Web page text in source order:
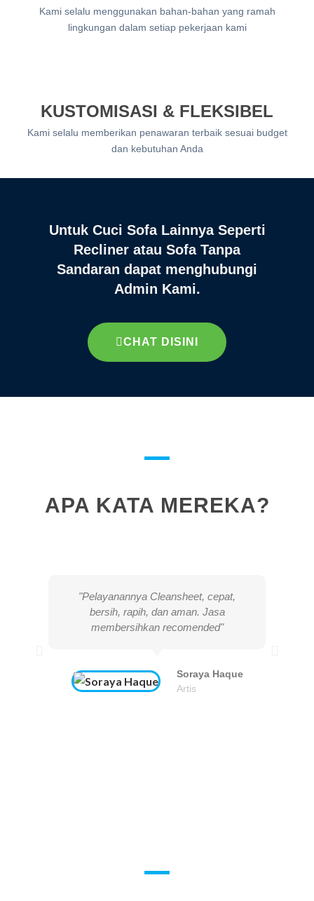
Kami selalu menggunakan bahan-bahan yang ramah
lingkungan dalam setiap pekerjaan kami
KUSTOMISASI & FLEKSIBEL
Kami selalu memberikan penawaran terbaik sesuai budget
dan kebutuhan Anda
Untuk Cuci Sofa Lainnya Seperti
Recliner atau Sofa Tanpa
Sandaran dapat menghubungi
Admin Kami.
CHAT DISINI
APA KATA MEREKA?
"Pelayanannya Cleansheet, cepat,
bersih, rapih, dan aman. Jasa
membersihkan recomended"
Soraya Haque
Artis